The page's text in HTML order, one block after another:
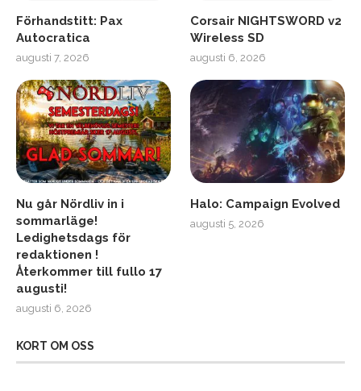
Förhandstitt: Pax
Autocratica
augusti 7, 2026
Corsair NIGHTSWORD v2
Wireless SD
augusti 6, 2026
Nu går Nördliv in i
sommarläge!
Ledighetsdags för
redaktionen !
Återkommer till fullo 17
augusti!
augusti 6, 2026
Halo: Campaign Evolved
augusti 5, 2026
KORT OM OSS